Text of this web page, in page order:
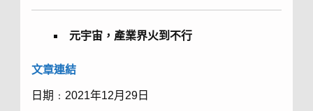
元宇宙，產業界火到不行
文章連結
日期﹕2021年12月29日